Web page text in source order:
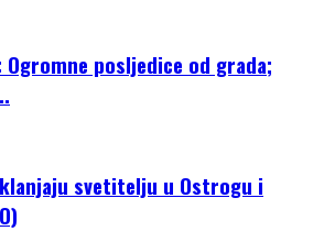
Ogromne posljedice od grada;
svetitelju u Ostrogu i